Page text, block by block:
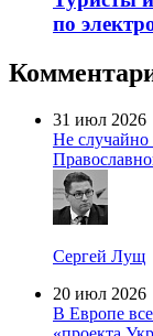
по
31 июл 2026
Не случайно
Сергей Лущ
20 июл 2026
В Европе